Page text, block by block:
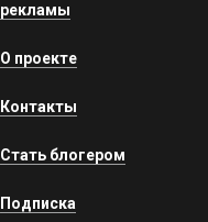
рекламы
О проекте
Контакты
Стать блогером
Подписка